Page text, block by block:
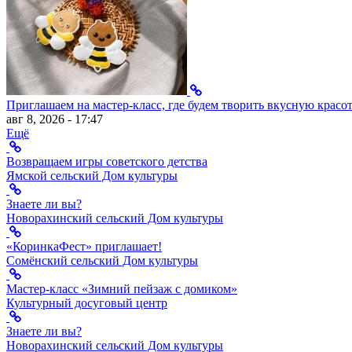
Приглашаем на мастер-класс, где будем творить вкусную
авг 8, 2026 - 17:47
Ещё
Возвращаем игры советского детства
Ямской сельский Дом культуры
Знаете ли вы?
Новорахинский сельский Дом культуры
«КоринкаФест» приглашает!
Сомёнский сельский Дом культуры
Мастер-класс «Зимний пейзаж с домиком»
Культурный досуговый центр
Знаете ли вы?
Новорахинский сельский Дом культуры